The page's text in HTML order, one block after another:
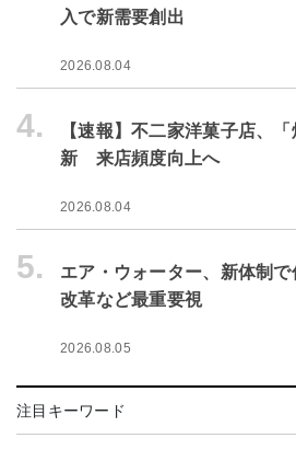
入で新需要創出
2026.08.04
4.
【速報】不二家洋菓子店、
新 来店頻度向上へ
2026.08.04
5.
エア・ウォーター、新体制
改革など最重要視
2026.08.05
注目キーワード